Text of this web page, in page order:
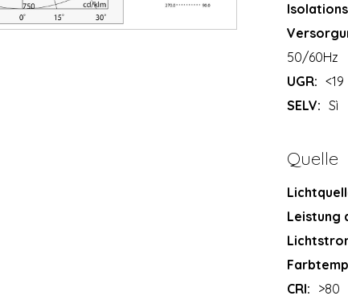
50/60Hz
UGR: <19
SELV: Sì
Quelle
Leistung
CRI: >80